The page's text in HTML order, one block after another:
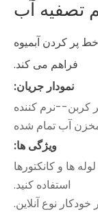
تصفیه آب
پر کردن آبمیوه
فراهم می کند.
نمودار جریان:
نرم کننده
ویژگی ها:
ها و کانکتورها
استفاده کنید.
نوع آنلاین.